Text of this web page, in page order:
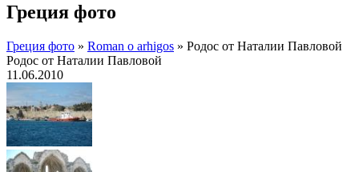
Греция фото
Греция фото » Roman o arhigos » Родос от Наталии Павловой
Родос от Наталии Павловой
11.06.2010